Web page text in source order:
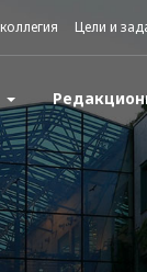
Цели и